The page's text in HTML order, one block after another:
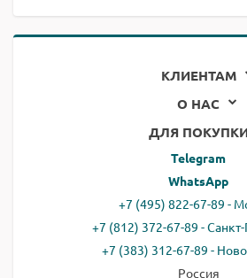
КЛИЕНТАМ
О НАС
ДЛЯ
Telegram
WhatsApp
+7 (495) 822-67-89 -
+7 (812) 372-67-89 -
+7 (383) 312-67-89 -
Россия